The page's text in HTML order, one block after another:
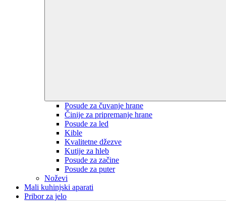
Posude za čuvanje hrane
Činije za pripremanje hrane
Posude za led
Kible
Kvalitetne džezve
Kutije za hleb
Posude za začine
Posude za puter
Noževi
Mali kuhinjski aparati
Pribor za jelo